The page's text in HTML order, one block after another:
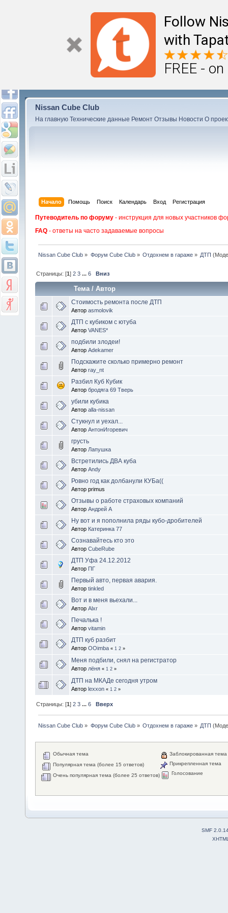
Follow
with
FREE -
Nissan Cube Club
На главную Технические данные Ремонт Отзывы Новости О
Начало Помощь Поиск Календарь Вход Регистрация
Путеводитель по форуму - инструкция для новых участников
FAQ - ответы на часто задаваемые вопросы
Nissan Cube Club » Форум Cube Club» Отдохнем в гараже» ДТП
Страницы: [1]2 3 ...6 Вниз
Тема/Автор
Стоимость ремонта после ДТП
Автор asmolovik
ДТП с кубиком с ютуба
Автор VANES*
подбили злодеи!
Автор Adekamer
Подскажите сколько примерно ремонт
Автор ray_nt
Разбил Куб Кубик
Автор бродяга 69 Тверь
убили кубика
Автор alla-nissan
Стукнул и уехал...
Автор АнтонИгоревич
грусть
Автор Лапушка
Встретились ДВА куба
Автор Andy
Ровно год как долбанули КУБа((
Автор primus
Отзывы о работе страховых компаний
Автор Андрей А
Ну вот и я пополнила ряды кубо-дробителей
Автор Катеринка 77
Сознавайтесь кто это
Автор CubeRube
ДТП Уфа 24.12.2012
Автор ПГ
Первый авто, первая авария.
Автор tinkled
Вот и в меня вьехали...
Автор Alxr
Печалька !
Автор vitamin
ДТП куб разбит
Автор OOimba « 1 2 »
Меня подбили, снял на регистратор
Автор лёня « 1 2 »
ДТП на МКАДе сегодня утром
Автор lexxon « 1 2 »
Страницы: [1]2 3 ...6 Вверх
Nissan Cube Club » Форум Cube Club» Отдохнем в гараже» ДТП
Обычная тема
Популярная тема (более 15 ответов)
Очень популярная тема (более 25 ответов)
Заблокированная тема
Прикрепленная тема
Голосование
SMF